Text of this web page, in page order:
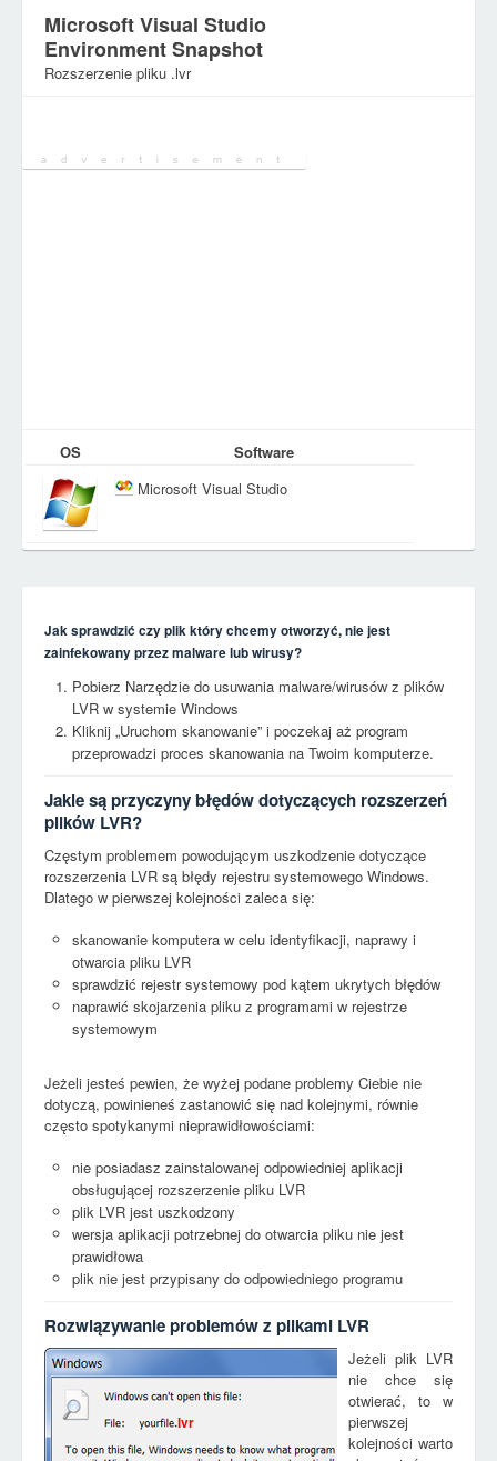
Microsoft Visual Studio
Environment Snapshot
Rozszerzenie pliku .lvr
OS
Software
Microsoft Visual Studio
Jak sprawdzić czy plik który chcemy otworzyć, nie jest
zainfekowany przez malware lub wirusy?
Pobierz Narzędzie do usuwania malware/wirusów z plików
LVR w systemie Windows
Kliknij „Uruchom skanowanie” i poczekaj aż program
przeprowadzi proces skanowania na Twoim komputerze.
Jakie są przyczyny błędów dotyczących rozszerzeń
plików LVR?
Częstym problemem powodującym uszkodzenie dotyczące
rozszerzenia LVR są błędy rejestru systemowego Windows.
Dlatego w pierwszej kolejności zaleca się:
skanowanie komputera w celu identyfikacji, naprawy i
otwarcia pliku LVR
sprawdzić rejestr systemowy pod kątem ukrytych błędów
naprawić skojarzenia pliku z programami w rejestrze
systemowym
Jeżeli jesteś pewien, że wyżej podane problemy Ciebie nie
dotyczą, powinieneś zastanowić się nad kolejnymi, równie
często spotykanymi nieprawidłowościami:
nie posiadasz zainstalowanej odpowiedniej aplikacji
obsługującej rozszerzenie pliku LVR
plik LVR jest uszkodzony
wersja aplikacji potrzebnej do otwarcia pliku nie jest
prawidłowa
plik nie jest przypisany do odpowiedniego programu
Rozwiązywanie problemów z plikami LVR
lvr
Jeżeli plik LVR
nie chce się
otwierać, to w
pierwszej
kolejności warto